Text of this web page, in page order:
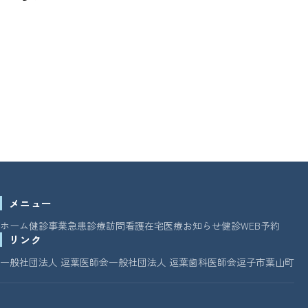
メニュー
ホーム健診事業急患診療訪問看護在宅医療お知らせ健診WEB予約
リンク
一般社団法人 逗葉医師会一般社団法人 逗葉歯科医師会逗子市葉山町